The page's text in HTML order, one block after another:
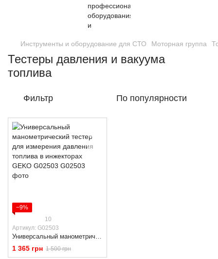
Инструменты и оборудование для СТО Моторная группа
Тестеры давления и вакуума
топлива
Фильтр По популярности
−9%
10
Артикул: G02503
Универсальный манометрический тестер для измерения давления топлива в инжекторах GEKO G02503
1 365 грн 1 500 грн